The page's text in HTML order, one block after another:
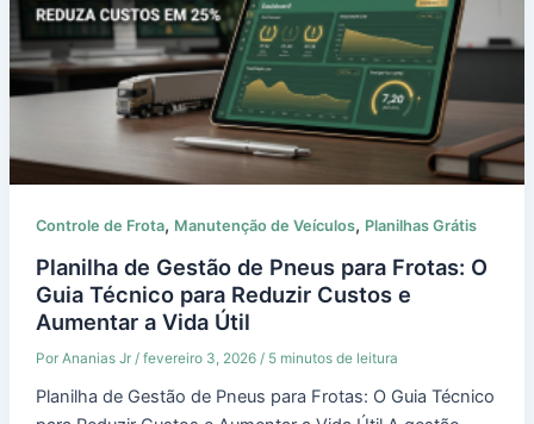
Controle de Frota, Manutenção de Veículos, Planilhas Grátis
Planilha de Gestão de Pneus para Frotas: O
Guia Técnico para Reduzir Custos e
Aumentar a Vida Útil
Por Ananias Jr / fevereiro 3, 2026 / 5 minutos de leitura
Planilha de Gestão de Pneus para Frotas: O Guia Técnico